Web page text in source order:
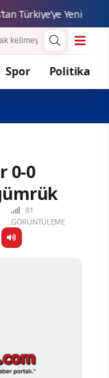
Türkiye’ye Yeni
Spor Politika
0-0
81
GÖRÜNTÜLEME